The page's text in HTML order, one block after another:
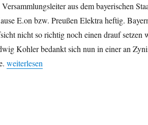
aus dem bayerischen
E.on bzw. Preußen Elektra heftig.
nicht so richtig noch einen drauf setzen
Kohler bedankt sich nun in einer an
„Main-Post: „Dreiste Atomaufsicht“ –
weiterlesen